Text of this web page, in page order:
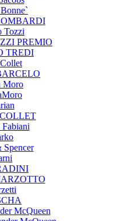
Tozzi
PREMIO
TREDI
Moro
Spencer
McQueen